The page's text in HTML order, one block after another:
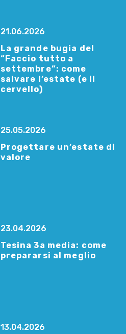
21.06.2026
La grande bugia del
“Faccio tutto a
settembre”: come
salvare l’estate (e il
cervello)
25.05.2026
Progettare un’estate di
valore
23.04.2026
Tesina 3a media: come
prepararsi al meglio
13.04.2026